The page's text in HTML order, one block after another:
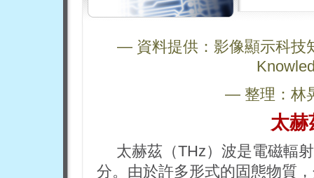
— 資料提供：影像顯示科技
— 整理：林
太赫
太赫茲（THz）波是電磁輻
分。由於許多形式的固態物質